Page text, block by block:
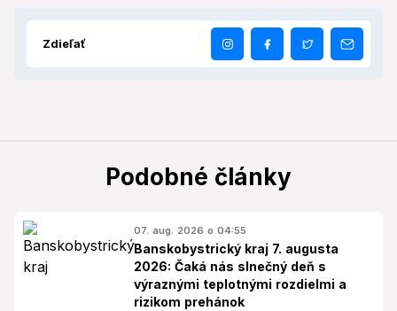
Zdieľať
Podobné články
07. aug. 2026 o 04:55
Banskobystrický kraj 7. augusta
2026: Čaká nás slnečný deň s
výraznými teplotnými rozdielmi a
rizikom prehánok